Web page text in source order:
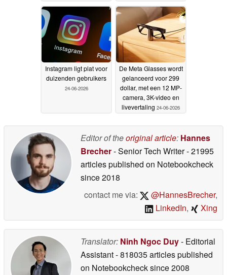
2026
24-06-2026
Instagram ligt plat voor
duizenden gebruikers
24-06-2026
De Meta Glasses wordt
gelanceerd voor 299
dollar, met een 12 MP-
camera, 3K-video en
livevertaling 24-06-2026
Editor of theoriginal article: Hannes
Brecher- Senior Tech Writer- 21995
articles published on Notebookcheck
since 2018
contact me via:
@HannesBrecher,
LinkedIn, Xing
Translator: Ninh Ngoc Duy- Editorial
Assistant- 818035 articles published
on Notebookchecksince 2008